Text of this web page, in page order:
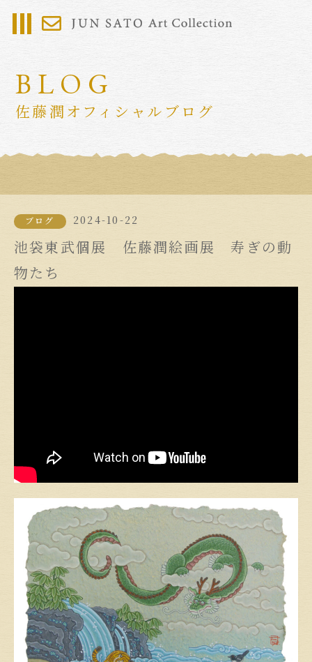
BLOG
佐藤潤オフィシャルブログ
ブログ 2024-10-22
池袋東武個展 佐藤潤絵画展 寿ぎの動
物たち